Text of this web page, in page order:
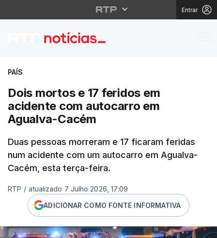
Entrar
Dois mortos e 17
PAÍS
Dois mortos e 17 feridos em
acidente com autocarro em
Agualva-Cacém
Duas pessoas morreram e 17 ficaram feridas
num acidente com um autocarro em Agualva-
Cacém, esta terça-feira.
RTP / atualizado 7 Julho 2026, 17:09
ADICIONAR COMO FONTE INFORMATIVA